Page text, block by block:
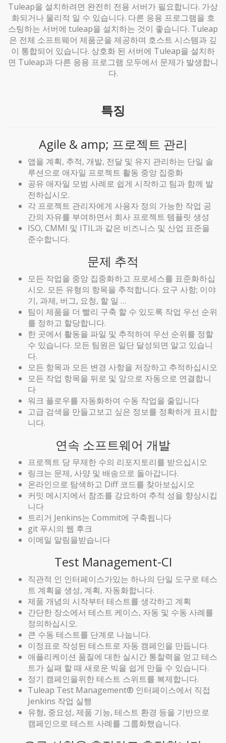
Tuleap을 설치하려면 완전히 전용 서버가 필요합니다. 가상
화되거나 물리적 일 수 있습니다. 다른 응용 프로그램을 호
스팅하는 서버에 tuleap을 설치하는 것이 좋습니다. Tuleap
은 전체 소프트웨어 제품군을 제공하며 호스트 시스템과 깊
이 통합되어 있습니다. 상호화 된 서버에 Tuleap을 설치하
면 Tuleap과 다른 응용 프로그램 모두에서 문제가 발생합니
다.
특징
Agile & amp; 프로젝트 관리
앱을 계획, 추적, 개발, 전달 및 유지 관리하는 단일 솔
루션으로 애자일 프로젝트 활동 중앙 집중화
공유 애자일 모범 사례로 쉽게 시작하고 팀과 함께 발
전하십시오.
각 프로젝트 관리자에게 사용자 정의 가능한 작업 공
간의 자유를 부여하면서 회사 프로젝트 템플릿 생성
ISO, CMMI 및 ITIL과 같은 비즈니스 및 산업 표준을
준수합니다.
문제 추적
모든 작업을 중앙 집중화하고 프로세스를 표준화하십
시오. 모든 유형의 항목을 추적합니다. 요구 사항; 이야
기, 과제, 버그, 요청, 할 일 …
팀이 제품을 더 빨리 구축 할 수 있도록 작업 우선 순위
를 정하고 할당합니다.
한 곳에서 활동을 파일 및 추적하여 우선 순위를 정할
수 있습니다. 모든 팀원은 일단 달성되면 알고 있습니
다.
모든 항목과 모든 변경 사항을 저장하고 추적하십시오
모든 작업 항목을 뒤로 및 앞으로 자동으로 연결합니
다
워크 플로우를 자동화하여 수동 작업을 줄입니다
고급 검색을 만들고보고 싶은 정보를 정확하게 표시합
니다.
연속 소프트웨어 개발
프로젝트 당 무제한 수의 리포지토리를 받으십시오
링크는 문제, 사양 및 배송으로 돌아갑니다.
온라인으로 탐색하고 Diff 코드를 찾아보십시오
커밋 메시지에서 참조를 강요하여 추적 성을 향상시킵
니다
트리거 Jenkins는 Commit에 구축됩니다
git 푸시의 웹 후크
이메일 알림을받습니다
Test Management-CI
직관적 인 인터페이스가있는 하나의 단일 도구로 테스
트 계획을 생성, 계획, 자동화합니다.
제품 개념의 시작부터 테스트를 생각하고 계획
간단한 장소에서 테스트 케이스, 자동 및 수동 사례를
정의하십시오.
큰 수동 테스트를 단계로 나눕니다.
이정표로 작성된 테스트로 자동 캠페인을 만듭니다.
애플리케이션 품질에 대한 실시간 통찰력을 얻고 테스
트가 실패 할 때 새로운 빅을 쉽게 만들 수 있습니다.
정기 캠페인을위한 테스트 스위트를 복제합니다.
Tuleap Test Management® 인터페이스에서 직접
Jenkins 작업 실행
유형, 중요성, 제품 기능, 테스트 환경 등을 기반으로
캠페인으로 테스트 사례를 그룹화했습니다.